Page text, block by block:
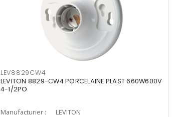
LEV8829CW4
LEVITON 8829-CW4 PORCELAINE PLAST 660W600V
4-1/2PO
Manufacturier :
LEVITON